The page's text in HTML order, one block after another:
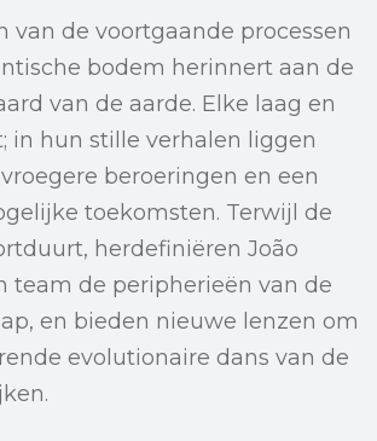
van de voortgaande processen
bodem herinnert aan de
van de aarde. Elke laag en
in hun stille verhalen liggen
beroeringen en een
toekomsten. Terwijl de
herdefiniëren João
team de peripherieën van de
en bieden nieuwe lenzen om
evolutionaire dans van de